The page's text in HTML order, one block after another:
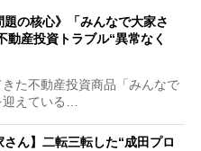
題の核心》「みんなで大家さ
動産投資トラブル“異常なく
た不動産投資商品「みんなで
迎えている…
さん】二転三転した“成田プロ